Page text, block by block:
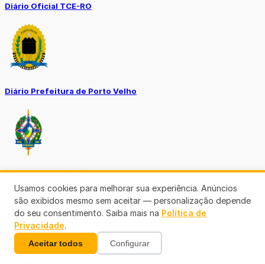
Diário Oficial TCE-RO
Diário Prefeitura de Porto Velho
Usamos cookies para melhorar sua experiência. Anúncios
são exibidos mesmo sem aceitar — personalização depende
do seu consentimento. Saiba mais na Política de
Privacidade.
Aceitar todos Configurar